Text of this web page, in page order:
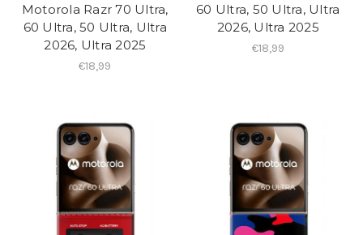
Motorola Razr 70 Ultra,
60 Ultra, 50 Ultra, Ultra
2026, Ultra 2025
€18,99
60 Ultra, 50 Ultra, Ultra
2026, Ultra 2025
€18,99